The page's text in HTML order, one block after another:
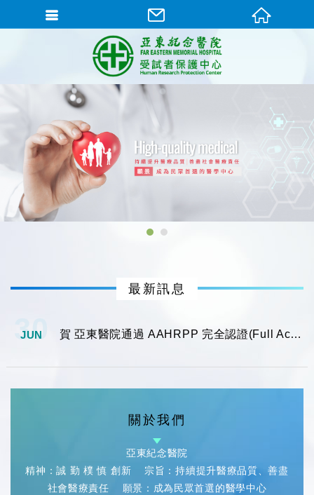
1 2
最新訊息
30
JUN 賀 亞東醫院通過 AAHRPP 完全認證(Full Accreditation)，受試者保護業務及臨床研究執行品質受到國際肯定
關於我們
亞東紀念醫院
精神：誠 勤 樸 慎 創新 宗旨：持續提升醫療品質、善盡
社會醫療責任 願景：成為民眾首選的醫學中心